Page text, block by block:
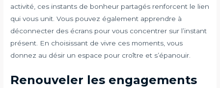
activité, ces instants de bonheur partagés renforcent le lien
qui vous unit. Vous pouvez également apprendre à
déconnecter des écrans pour vous concentrer sur l’instant
présent. En choisissant de vivre ces moments, vous
donnez au désir un espace pour croître et s’épanouir.
Renouveler les engagements